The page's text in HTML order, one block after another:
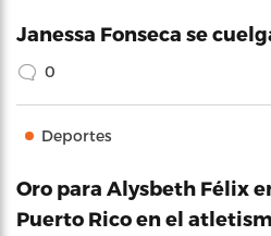
Janessa Fonseca se
0
Deportes
Oro para Alysbeth Félix
Puerto Rico en el